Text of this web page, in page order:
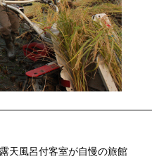
天風呂付客室が自慢の旅館